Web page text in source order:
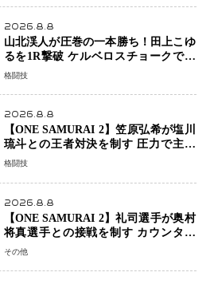
2026.8.8
山北渓人が圧巻の一本勝ち！田上こゆ
るを1R撃破 ケルベロスチョークで存
在感を示す
格闘技
2026.8.8
【ONE SAMURAI 2】笠原弘希が塩川
琉斗との王者対決を制す 圧力で主導
権を握り判定勝利
格闘技
2026.8.8
【ONE SAMURAI 2】礼司選手が奥村
将真選手との接戦を制す カウンター
と正確な打撃で判定勝利
その他